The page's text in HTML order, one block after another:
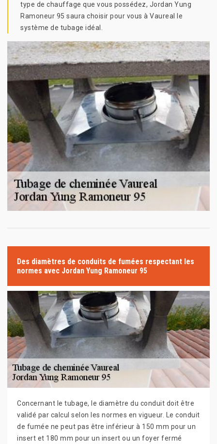
type de chauffage que vous possédez, Jordan Yung
Ramoneur 95 saura choisir pour vous à Vaureal le
système de tubage idéal.
Des diamètres de conduits de fumées respectant les
normes avec Jordan Yung Ramoneur 95
Concernant le tubage, le diamètre du conduit doit être
validé par calcul selon les normes en vigueur. Le conduit
de fumée ne peut pas être inférieur à 150 mm pour un
insert et 180 mm pour un insert ou un foyer fermé